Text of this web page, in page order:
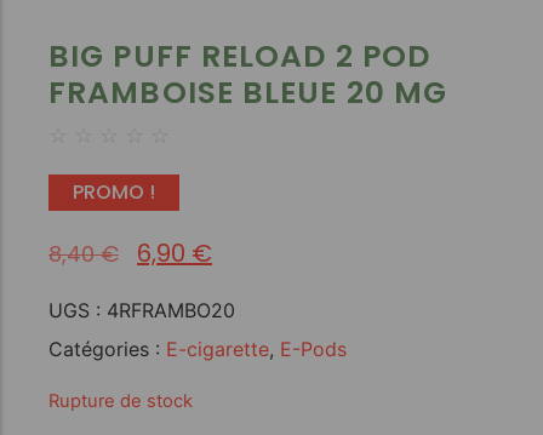
BIG PUFF RELOAD 2 POD
FRAMBOISE BLEUE 20 MG
☆ ☆ ☆ ☆ ☆
PROMO !
8,40€ 6,90 €
UGS : 4RFRAMBO20
Catégories : E-cigarette, E-Pods
Rupture de stock